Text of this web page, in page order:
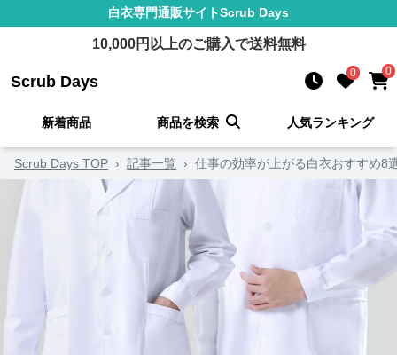
白衣専門通販サイトScrub Days
10,000円以上のご購入で送料無料
Scrub Days 0 0
新着商品 商品を検索 人気ランキング
Scrub Days TOP › 記事一覧 › 仕事の効率が上がる白衣おすすめ8